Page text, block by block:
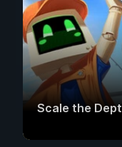
Scale the